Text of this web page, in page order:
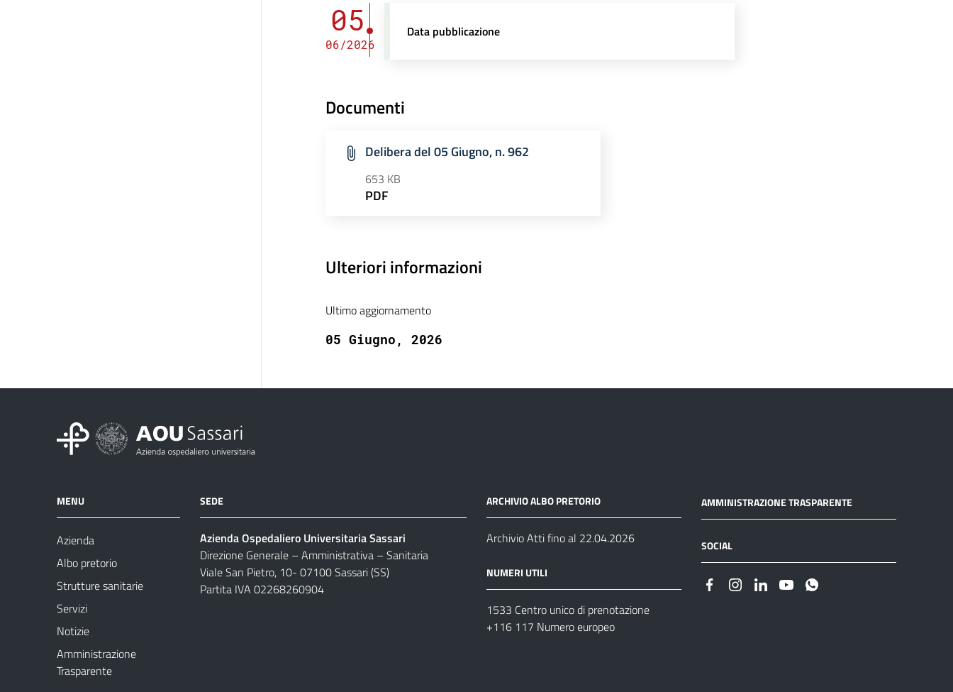
05
06/2026
Data pubblicazione
Documenti
Delibera del 05 Giugno, n. 962
653 KB
PDF
Ulteriori informazioni
Ultimo aggiornamento
05 Giugno, 2026
MENU
Azienda
Albo pretorio
Strutture sanitarie
Servizi
Notizie
Amministrazione
Trasparente
SEDE
Azienda Ospedaliero Universitaria Sassari
Direzione Generale – Amministrativa – Sanitaria
Viale San Pietro, 10- 07100 Sassari (SS)
Partita IVA 02268260904
ARCHIVIO ALBO PRETORIO
Archivio Atti fino al 22.04.2026
NUMERI UTILI
1533 Centro unico di prenotazione
+116 117 Numero europeo
AMMINISTRAZIONE TRASPARENTE
SOCIAL